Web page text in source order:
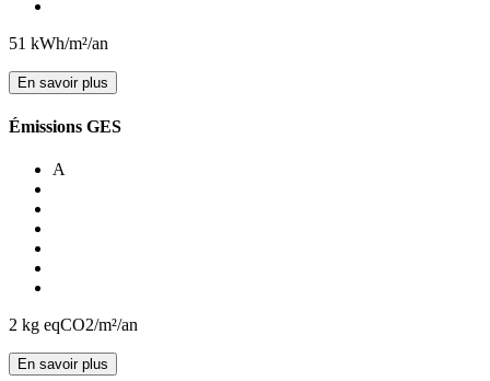
51 kWh/m²/an
En savoir plus
Émissions GES
A
2 kg eqCO2/m²/an
En savoir plus